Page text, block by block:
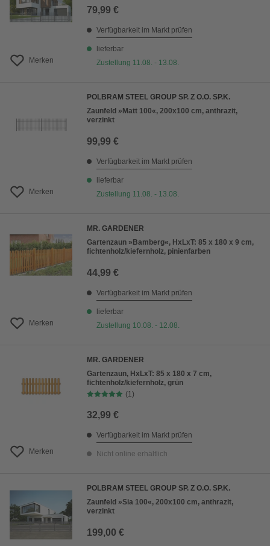
Preis absteigend
Merken
79,99 €
Verfügbarkeit im Markt prüfen
lieferbar
Zustellung 11.08. - 13.08.
Merken
POLBRAM STEEL GROUP SP. Z O.O. SP.K.
Zaunfeld »Matt 100«, 200x100 cm, anthrazit,
verzinkt
99,99 €
Verfügbarkeit im Markt prüfen
lieferbar
Zustellung 11.08. - 13.08.
Merken
MR. GARDENER
Gartenzaun »Bamberg«, HxLxT: 85 x 180 x 9 cm,
fichtenholz/kiefernholz, pinienfarben
44,99 €
Verfügbarkeit im Markt prüfen
lieferbar
Zustellung 10.08. - 12.08.
Merken
MR. GARDENER
Gartenzaun, HxLxT: 85 x 180 x 7 cm,
fichtenholz/kiefernholz, grün
(1)
32,99 €
Verfügbarkeit im Markt prüfen
Nicht online erhältlich
POLBRAM STEEL GROUP SP. Z O.O. SP.K.
Zaunfeld »Sia 100«, 200x100 cm, anthrazit,
verzinkt
199,00 €